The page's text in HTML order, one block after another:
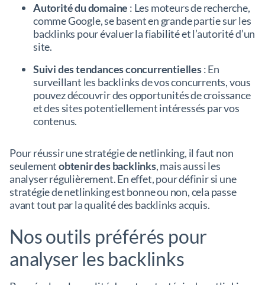
Autorité du domaine : Les moteurs de recherche,
comme Google, se basent en grande partie sur les
backlinks pour évaluer la fiabilité et l’autorité d’un
site.
Suivi des tendances concurrentielles: En
surveillant les backlinks de vos concurrents, vous
pouvez découvrir des opportunités de croissance
et des sites potentiellement intéressés par vos
contenus.
Pour réussir une stratégie de netlinking, il faut non
seulementobtenir des backlinks, mais aussi les
analyser régulièrement. En effet, pour définir si une
stratégie de netlinking est bonne ou non, cela passe
avant tout par la qualité des backlinks acquis.
Nos outils préférés pour
analyser les backlinks